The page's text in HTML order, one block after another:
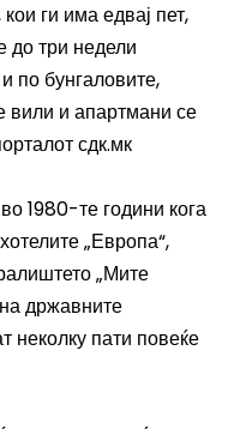
ги има едвај пет,
до три недели
по бунгаловите,
вили и апартмани се
сдк.мк
1980-те години кога
„Европа“,
„Мите
државните
неколку пати повеќе